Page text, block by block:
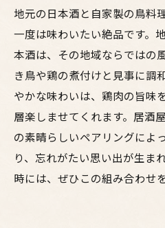
地元の日本酒と自家製の鳥料
一度は味わいたい絶品です。
本酒は、その地域ならではの
き鳥や鶏の煮付けと見事に調
やかな味わいは、鶏肉の旨味
層楽しませてくれます。居酒
の素晴らしいペアリングによ
り、忘れがたい思い出が生ま
時には、ぜひこの組み合わせ